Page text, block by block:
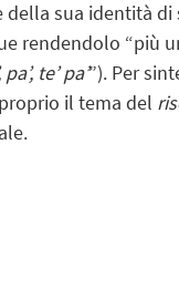
sua identità
rendendolo “più
pa’, te’ pa’”). Per
il tema del